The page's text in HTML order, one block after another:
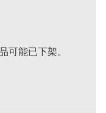
可能已下架。